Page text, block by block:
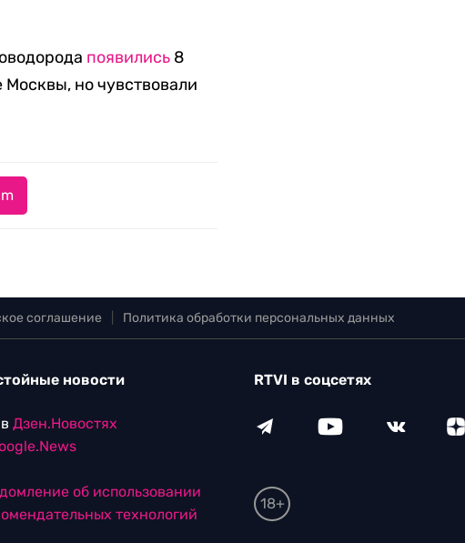
появились 8
но чувствовали
соглашение Политика обработки персональных данных
новости
Дзен.Новостях
об использовании
технологий
RTVI в соцсетях
18+